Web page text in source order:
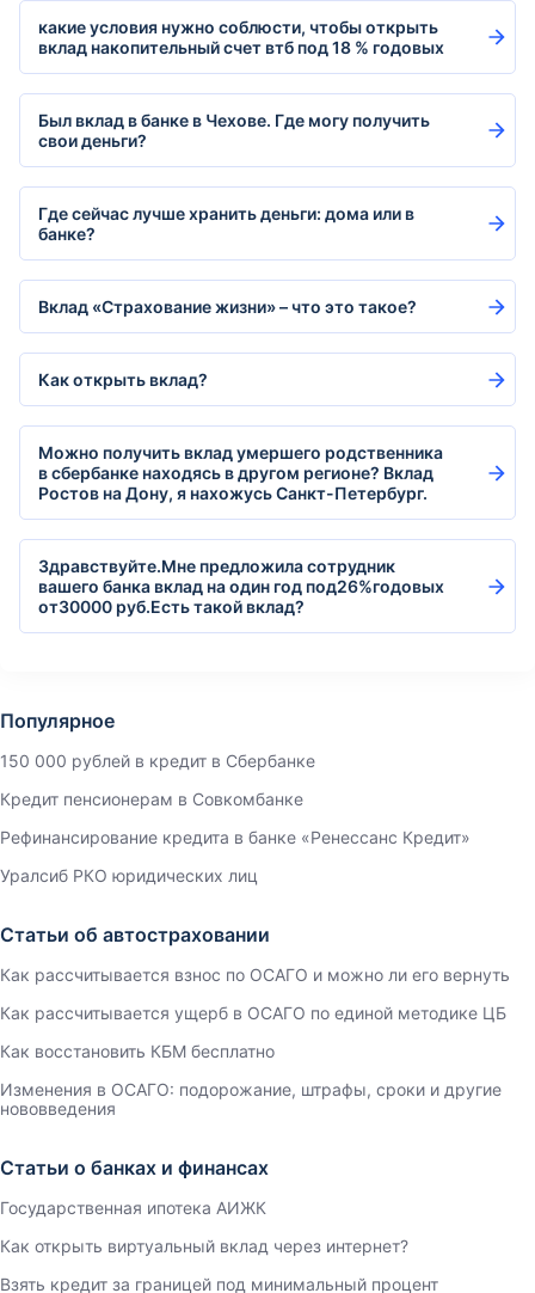
какие условия нужно соблюсти, чтобы открыть
вклад накопительный счет втб под 18 % годовых
Был вклад в банке в Чехове. Где могу получить
свои деньги?
Где сейчас лучше хранить деньги: дома или в
банке?
Вклад «Страхование жизни» – что это такое?
Как открыть вклад?
Можно получить вклад умершего родственника
в сбербанке находясь в другом регионе? Вклад
Ростов на Дону, я нахожусь Санкт-Петербург.
Здравствуйте.Мне предложила сотрудник
вашего банка вклад на один год под26%годовых
от30000 руб.Есть такой вклад?
Популярное
150 000 рублей в кредит в Сбербанке
Кредит пенсионерам в Совкомбанке
Рефинансирование кредита в банке «Ренессанс Кредит»
Уралсиб РКО юридических лиц
Статьи об автостраховании
Как рассчитывается взнос по ОСАГО и можно ли его вернуть
Как рассчитывается ущерб в ОСАГО по единой методике ЦБ
Как восстановить КБМ бесплатно
Изменения в ОСАГО: подорожание, штрафы, сроки и другие
нововведения
Статьи о банках и финансах
Государственная ипотека АИЖК
Как открыть виртуальный вклад через интернет?
Взять кредит за границей под минимальный процент